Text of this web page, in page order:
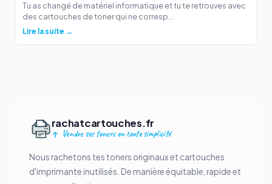
Tu as changé de matériel informatique et tu te retrouves avec
des cartouches de toner qui ne corresp...
Lire la suite →
rachatcartouches.fr
Vendre ses toners en toute simplicité
Nous rachetons tes toners originaux et cartouches
d'imprimante inutilisés. De manière équitable, rapide et